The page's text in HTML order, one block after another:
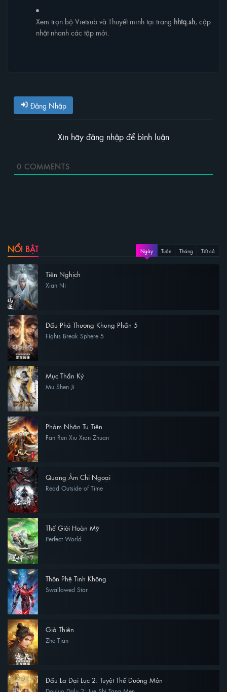
Xem trọn bộ Vietsub và Thuyết minh tại trang hhtq.sh, cập
nhật nhanh các tập mới.
Đăng Nhập
Xin hãy đăng nhập để bình luận
0 COMMENTS
NỔI BẬT Ngày Tuần Tháng Tất cả
Tiên Nghịch
Xian Ni
Đấu Phá Thương Khung Phần 5
Fights Break Sphere 5
Mục Thần Ký
Mu Shen Ji
Phàm Nhân Tu Tiên
Fan Ren Xiu Xian Zhuan
Quang Âm Chi Ngoại
Read Outside of Time
Thế Giới Hoàn Mỹ
Perfect World
Thôn Phệ Tinh Không
Swallowed Star
Già Thiên
Zhe Tian
Đấu La Đại Lục 2: Tuyệt Thế Đường Môn